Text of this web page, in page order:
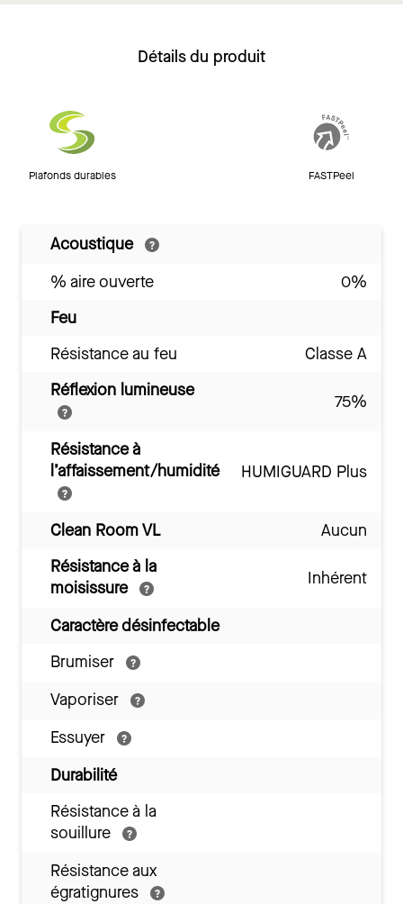
Détails du produit
Plafonds durables FASTPeel
Acoustique
% aire ouverte
0%
Feu
Résistance au feu
Classe A
Réflexion lumineuse
75%
Résistance à
l’affaissement/humidité
HUMIGUARD Plus
Clean Room VL
Aucun
Résistance à la
moisissure
Inhérent
Caractère désinfectable
Brumiser
Vaporiser
Essuyer
Durabilité
Résistance à la
souillure
Résistance aux
égratignures